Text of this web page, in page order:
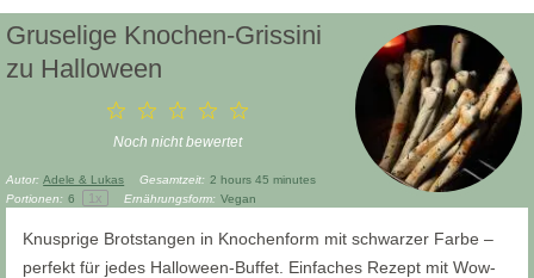
Gruselige Knochen-Grissini
zu Halloween
5
Stars
Stars
2
Stars
Star
Noch nicht bewertet
Autor: Adele & Lukas Gesamtzeit: 2 hours 45 minutes
Portionen: 6 1 x Ernährungsform: Vegan
Knusprige Brotstangen in Knochenform mit schwarzer Farbe –
perfekt für jedes Halloween-Buffet. Einfaches Rezept mit Wow-